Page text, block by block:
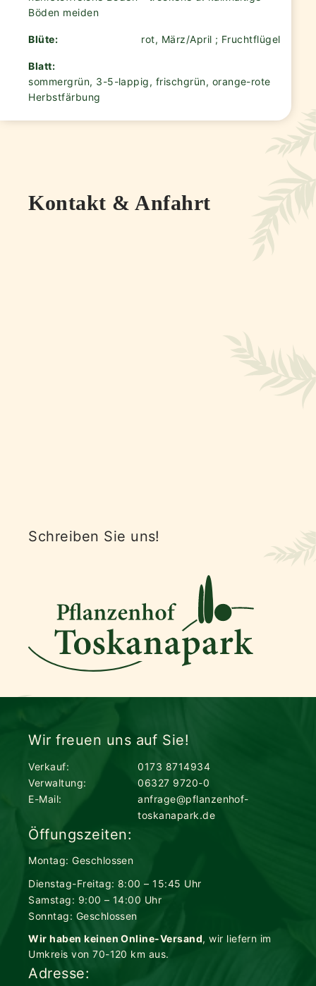
Böden meiden
Blüte: rot, März/April ; Fruchtflügel
Blatt:
sommergrün, 3-5-lappig, frischgrün, orange-rote
Herbstfärbung
Kontakt & Anfahrt
Schreiben Sie uns!
Wir freuen uns auf Sie!
Verkauf:
0173 8714934
Verwaltung:
06327 9720-0
E-Mail:
anfrage@pflanzenhof-
toskanapark.de
Öffungszeiten:
Montag: Geschlossen
Dienstag-Freitag: 8:00 – 15:45 Uhr
Samstag: 9:00 – 14:00 Uhr
Sonntag: Geschlossen
Wir haben keinen Online-Versand, wir liefern im
Umkreis von 70-120 km aus.
Adresse: